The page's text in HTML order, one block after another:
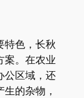
特色，长秋
案。在农业
公区域，还
的杂物，